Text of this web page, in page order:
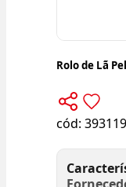
Rolo de Lã
cód: 393119